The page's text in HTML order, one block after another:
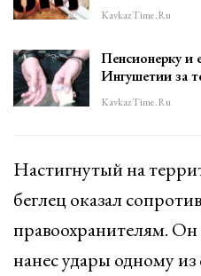
KavkazTime.ru
Пенсионерку и
Ингушетии за
KavkazTime.ru
Настигнутый на
беглец оказал
правоохранителям.
нанес удары одному